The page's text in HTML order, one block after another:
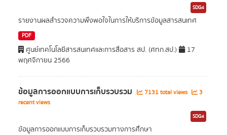
SDG4
รายงานผลสำรวจความพึงพอใจในการให้บริการข้อมูลสารสนเทศ
PDF
ศูนย์เทคโนโลยีสารสนเทศและการสื่อสาร สป. (ศทก.สป.)
17
พฤศจิกายน 2566
ข้อมูลการออกแบบการเก็บรวบรวม 7131 total views
3
recent views
SDG4
ข้อมูลการออกแบบการเก็บรวบรวมทางการศึกษา